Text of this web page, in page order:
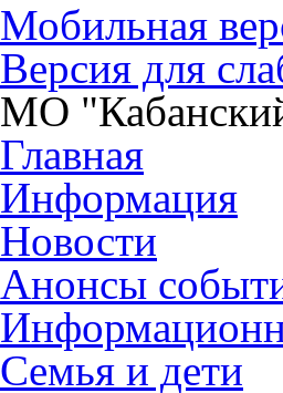
Мобильная
Версия для
МО
Главная
Информация
Новости
Анонсы
Семья и дети